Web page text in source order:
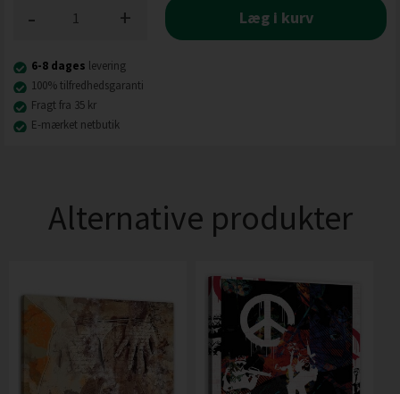
+
- Læg i kurv
6-8 dages levering
100% tilfredhedsgaranti
Fragt fra 35 kr
E-mærket netbutik
Alternative produkter